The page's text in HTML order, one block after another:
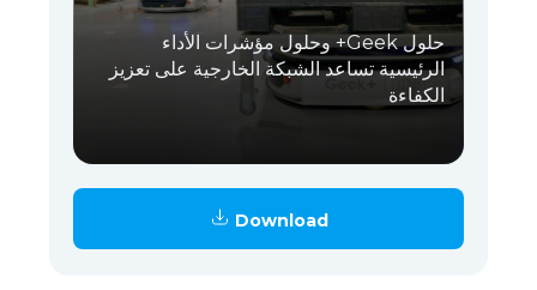
حلول Geek+ وحلول مؤشرات الأداء
الرئيسية تساعد الشبكة الخارجية على تعزيز
الكفاءة
Download